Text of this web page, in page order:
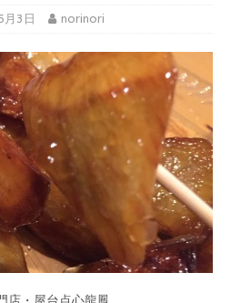
3日 norinori